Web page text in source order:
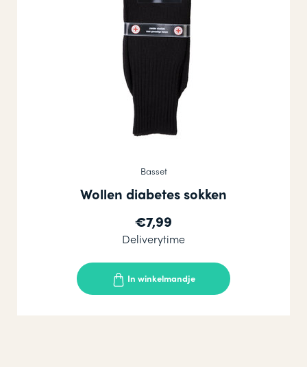
Basset
Wollen diabetes sokken
€7,99
Deliverytime
In winkelmandje